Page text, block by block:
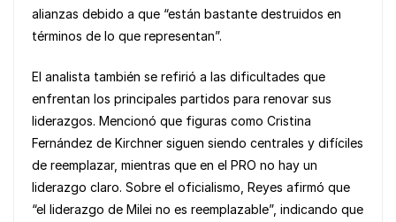
alianzas debido a que “están bastante destruidos en
términos de lo que representan”.
El analista también se refirió a las dificultades que
enfrentan los principales partidos para renovar sus
liderazgos. Mencionó que figuras como Cristina
Fernández de Kirchner siguen siendo centrales y difíciles
de reemplazar, mientras que en el PRO no hay un
liderazgo claro. Sobre el oficialismo, Reyes afirmó que
“el liderazgo de Milei no es reemplazable”, indicando que